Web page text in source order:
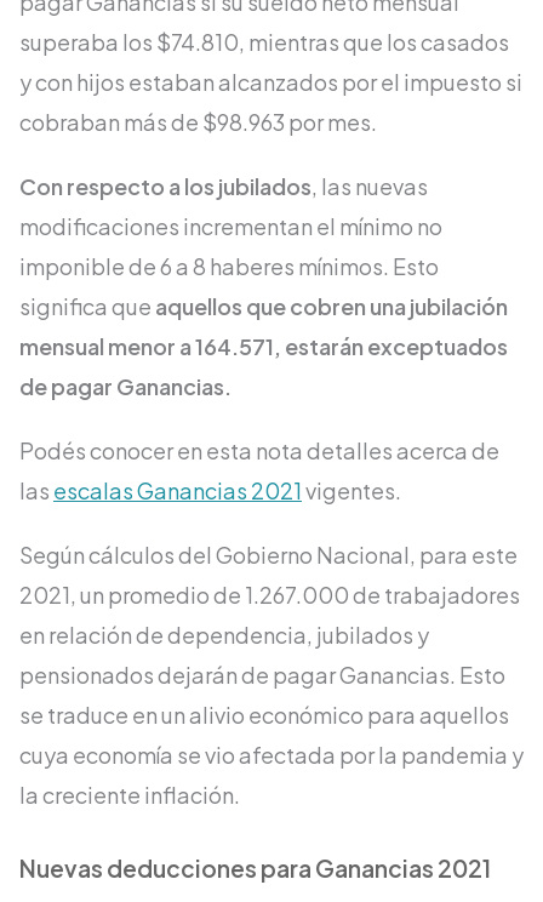
superaba los $74.810, mientras que los casados
y con hijos estaban alcanzados por el impuesto si
cobraban más de $98.963 por mes.
Con respecto a los jubilados, las nuevas
modificaciones incrementan el mínimo no
imponible de 6 a 8 haberes mínimos. Esto
significa que aquellos que cobren una jubilación
mensual menor a 164.571, estarán exceptuados
de pagar Ganancias.
Podés conocer en esta nota detalles acerca de
las escalas Ganancias 2021vigentes.
Según cálculos del Gobierno Nacional, para este
2021, un promedio de 1.267.000 de trabajadores
en relación de dependencia, jubilados y
pensionados dejarán de pagar Ganancias. Esto
se traduce en un alivio económico para aquellos
cuya economía se vio afectada por la pandemia y
la creciente inflación.
Nuevas deducciones para Ganancias 2021